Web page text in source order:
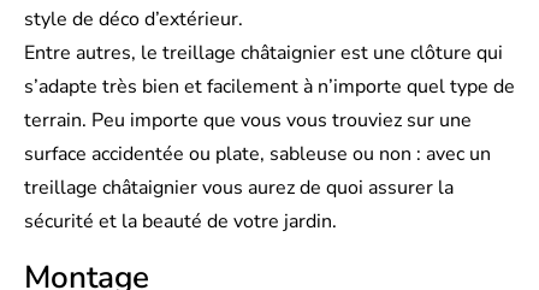
style de déco d’extérieur.
Entre autres, le treillage châtaignier est une clôture qui
s’adapte très bien et facilement à n’importe quel type de
terrain. Peu importe que vous vous trouviez sur une
surface accidentée ou plate, sableuse ou non : avec un
treillage châtaignier vous aurez de quoi assurer la
sécurité et la beauté de votre jardin.
Montage